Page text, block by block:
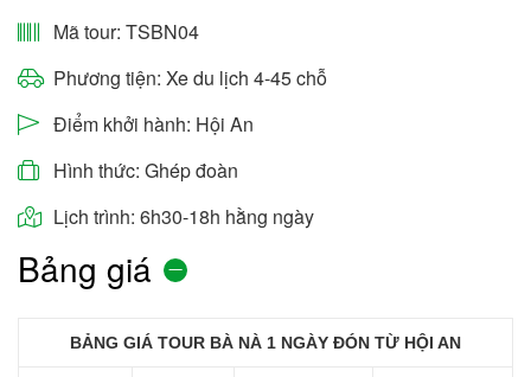
Mã tour: TSBN04
Phương tiện: Xe du lịch 4-45 chỗ
Điểm khởi hành: Hội An
Hình thức: Ghép đoàn
Lịch trình: 6h30-18h hằng ngày
Bảng giá
BẢNG GIÁ TOUR BÀ NÀ 1 NGÀY ĐÓN TỪ HỘI AN